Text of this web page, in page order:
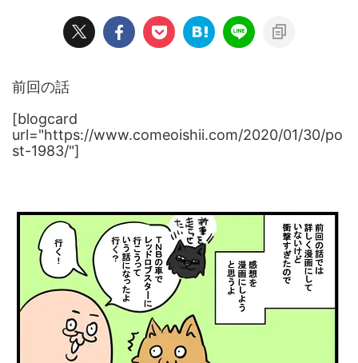
前回の話
[blogcard
url="https://www.comeoishii.com/2020/01/30/po
st-1983/"]